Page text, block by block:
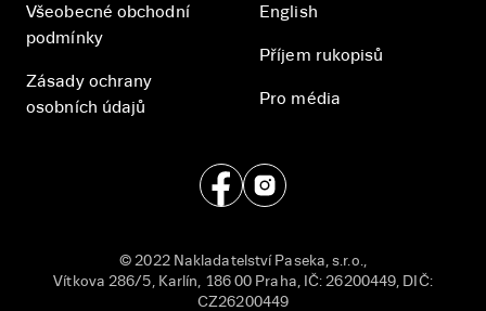
Všeobecné obchodní
podmínky
Zásady ochrany
osobních údajů
English
Příjem rukopisů
Pro média
© 2022 Nakladatelství Paseka, s.r.o.,
Vítkova 286/5, Karlín, 186 00 Praha, IČ: 26200449, DIČ:
CZ26200449